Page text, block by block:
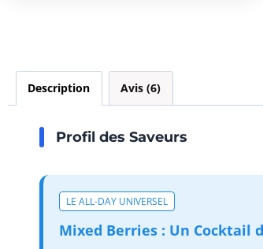
Description Avis (6)
Profil des Saveurs
LE ALL-DAY UNIVERSEL
Mixed Berries : Un Cocktail